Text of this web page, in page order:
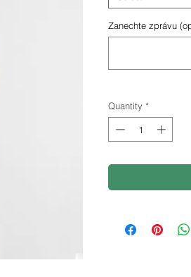
Zanechte zprávu
Quantity *